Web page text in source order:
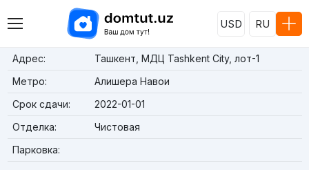
USD RU
Адрес:
Ташкент, МДЦ Tashkent City, лот-1
Метро:
Алишера Навои
Срок сдачи:
2022-01-01
Отделка:
Чистовая
Парковка: